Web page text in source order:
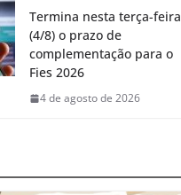
Termina nesta terça-feira
(4/8) o prazo de
complementação para o
Fies 2026
4 de agosto de 2026